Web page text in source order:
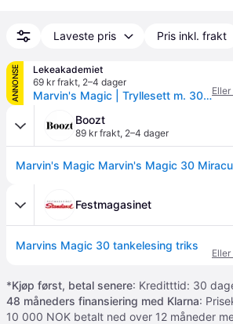
Laveste pris Pris inkl. frakt
ANNONSE
Lekeakademiet
69 kr frakt, 2–4 dager
Marvin's Magic | Tryllesett m. 30 tankelesertriks
Boozt
89 kr frakt, 2–4 dager
Festmagasinet
Marvins Magic 30 tankelesing triks
*Kjøp først, betal senere: Kreditttid: 30
48 måneders finansiering med Klarna:
10 000 NOK betalt ned over 12 måneder